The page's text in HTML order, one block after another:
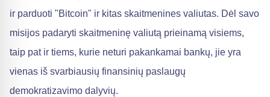
ir parduoti "Bitcoin" ir kitas skaitmenines valiutas. Dėl savo
misijos padaryti skaitmeninę valiutą prieinamą visiems,
taip pat ir tiems, kurie neturi pakankamai bankų, jie yra
vienas iš svarbiausių finansinių paslaugų
demokratizavimo dalyvių.